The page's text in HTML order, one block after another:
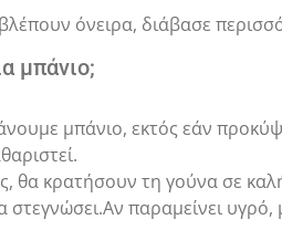
όνειρα, διάβασε
μπάνιο;
μπάνιο, εκτός εάν
θα κρατήσουν τη γούνα σε
στεγνώσει.Αν παραμείνει